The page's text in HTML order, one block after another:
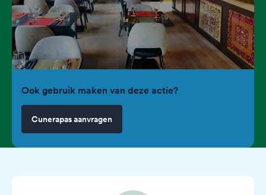
Ook gebruik maken van deze actie?
Cunerapas aanvragen